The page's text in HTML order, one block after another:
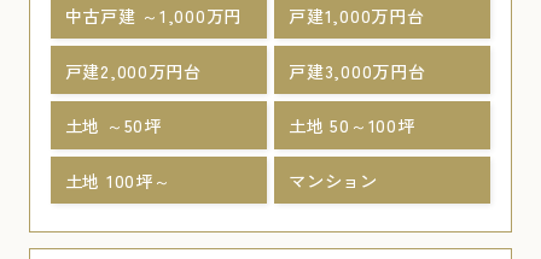
中古戸建 ～1,000万円 戸建1,000万円台
戸建2,000万円台 戸建3,000万円台
土地 ～50坪 土地 50～100坪
土地 100坪～ マンション